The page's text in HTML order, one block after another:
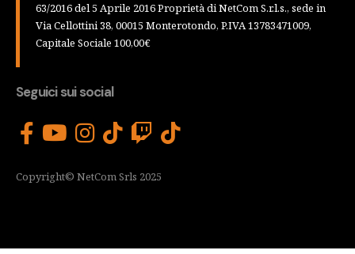
63/2016 del 5 Aprile 2016 Proprietà di NetCom S.r.l.s., sede in
Via Cellottini 38, 00015 Monterotondo, P.IVA 13783471009,
Capitale Sociale 100,00€
Seguici sui social
Copyright© NetCom Srls 2025